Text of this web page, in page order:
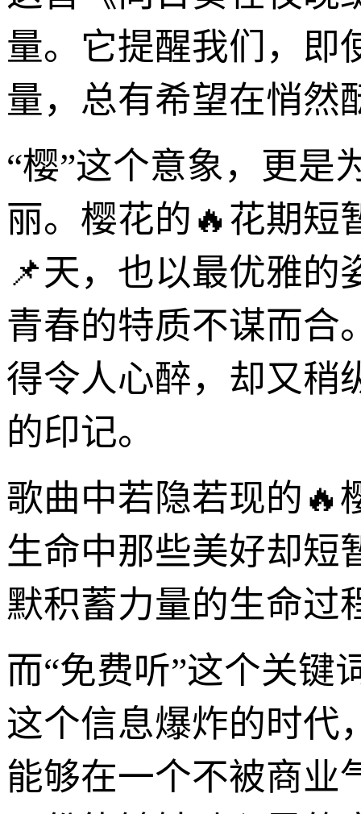
量。它提醒我们，即
量，总有希望在悄然
“樱”这个意象，更是
丽。樱花的🔥花期短
📌天，也以最优雅的
青春的特质不谋而合
得令人心醉，却又稍
的印记。
歌曲中若隐若现的🔥
生命中那些美好却短
默积蓄力量的生命过
而“免费听”这个关键
这个信息爆炸的时代
能够在一个不被商业